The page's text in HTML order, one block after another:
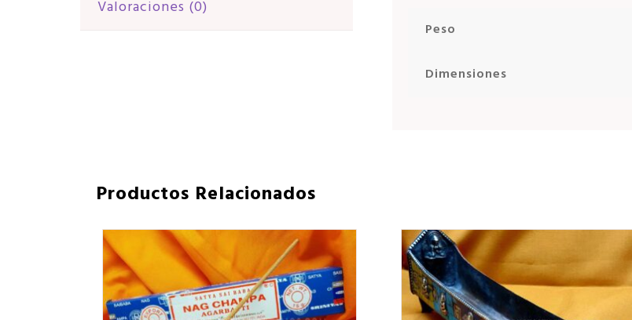
Valoraciones (0)
Peso
Dimensiones
Productos Relacionados